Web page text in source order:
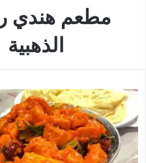
مطعم هندي
الذهبية